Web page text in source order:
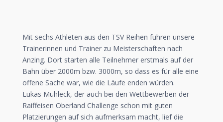
Mit sechs Athleten aus den TSV Reihen fuhren unsere
Trainerinnen und Trainer zu Meisterschaften nach
Anzing. Dort starten alle Teilnehmer erstmals auf der
Bahn über 2000m bzw. 3000m, so dass es für alle eine
offene Sache war, wie die Läufe enden würden.
Lukas Mühleck, der auch bei den Wettbewerben der
Raiffeisen Oberland Challenge schon mit guten
Platzierungen auf sich aufmerksam macht, lief die